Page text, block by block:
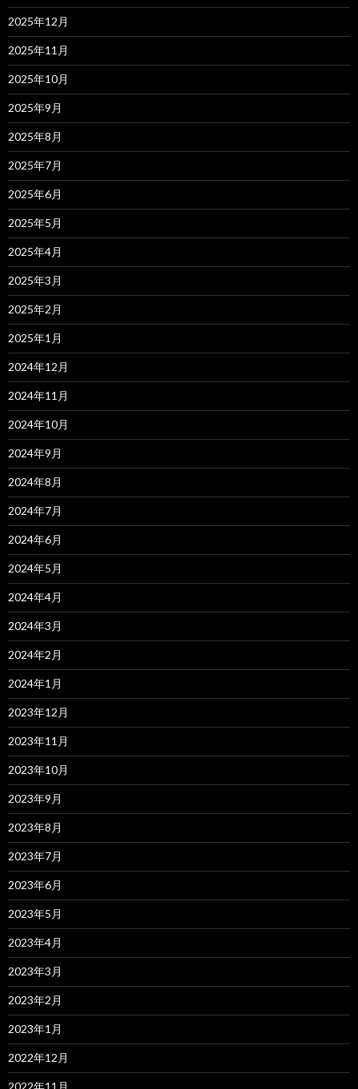
2025年12月
2025年11月
2025年10月
2025年9月
2025年8月
2025年7月
2025年6月
2025年5月
2025年4月
2025年3月
2025年2月
2025年1月
2024年12月
2024年11月
2024年10月
2024年9月
2024年8月
2024年7月
2024年6月
2024年5月
2024年4月
2024年3月
2024年2月
2024年1月
2023年12月
2023年11月
2023年10月
2023年9月
2023年8月
2023年7月
2023年6月
2023年5月
2023年4月
2023年3月
2023年2月
2023年1月
2022年12月
2022年11月